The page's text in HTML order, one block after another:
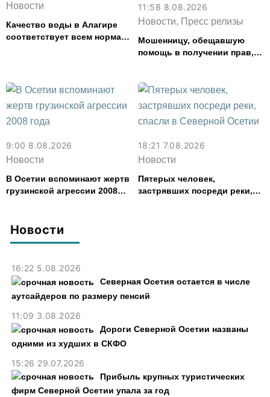
Новости
16:22 5.08.2026
Северная Осетия остается в числе
аутсайдеров по размеру пенсий
11:09 3.08.2026
Дороги Северной Осетии названы
одними из худших в СКФО
15:26 29.07.2026
Прибыль крупных туристических
фирм Северной Осетии упала за год
Новости
Качество воды в Алагире
соответствует всем нормам
11:58 8.08.2026
Новости, Пресс релизы
Мошенницу, обещавшую
помощь в получении прав,
9:00 8.08.2026
Новости
В Осетии вспоминают жертв
грузинской агрессии 2008
18:21 7.08.2026
Новости
Пятерых человек,
застрявших посреди реки,